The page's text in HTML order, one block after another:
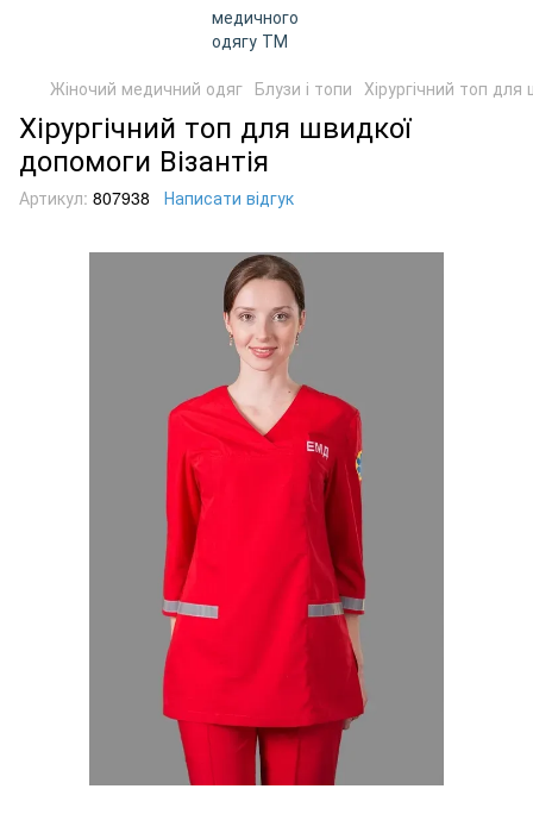
Жіночий медичний одяг Блузи і топи Хірургічний топ для
Хірургічний топ для швидкої
допомоги Візантія
Артикул: 807938 Написати відгук